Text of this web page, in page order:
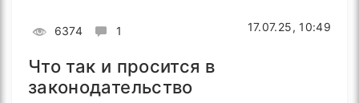
6374 1 17.07.25, 10:49
Что так и просится в
законодательство